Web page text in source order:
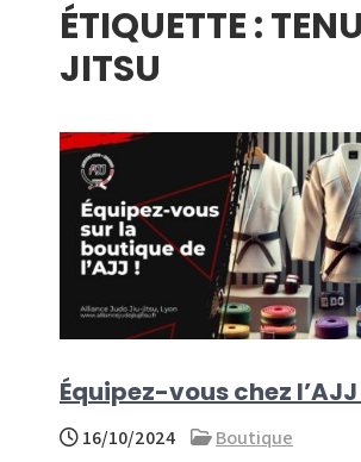
ÉTIQUETTE :
JITSU
Équipez-vous chez l’AJJ
16/10/2024
Boutique